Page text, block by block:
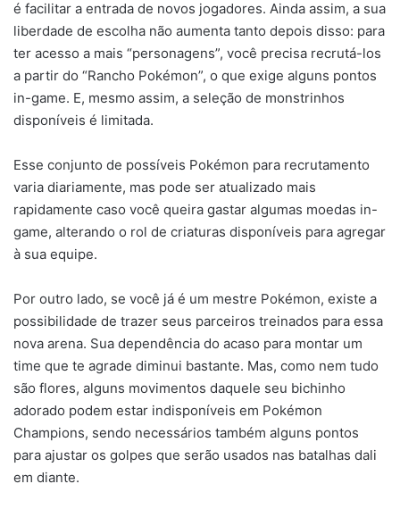
é facilitar a entrada de novos jogadores. Ainda assim, a sua
liberdade de escolha não aumenta tanto depois disso: para
ter acesso a mais “personagens”, você precisa recrutá-los
a partir do “Rancho Pokémon”, o que exige alguns pontos
in-game. E, mesmo assim, a seleção de monstrinhos
disponíveis é limitada.
Esse conjunto de possíveis Pokémon para recrutamento
varia diariamente, mas pode ser atualizado mais
rapidamente caso você queira gastar algumas moedas in-
game, alterando o rol de criaturas disponíveis para agregar
à sua equipe.
Por outro lado, se você já é um mestre Pokémon, existe a
possibilidade de trazer seus parceiros treinados para essa
nova arena. Sua dependência do acaso para montar um
time que te agrade diminui bastante. Mas, como nem tudo
são flores, alguns movimentos daquele seu bichinho
adorado podem estar indisponíveis em Pokémon
Champions, sendo necessários também alguns pontos
para ajustar os golpes que serão usados nas batalhas dali
em diante.